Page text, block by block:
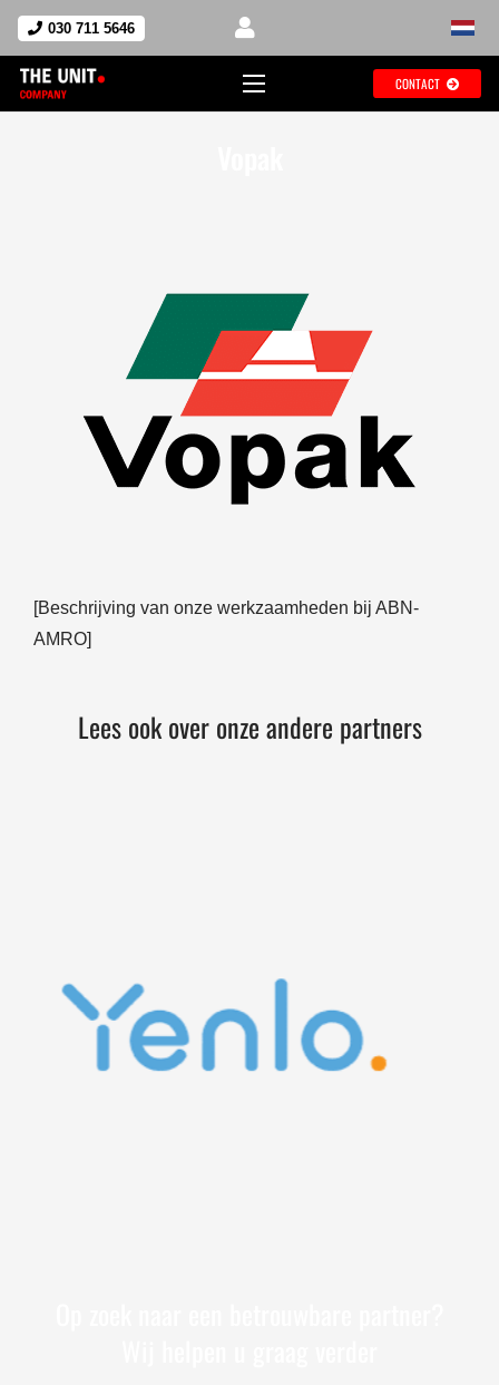
030 711 5646
CONTACT
[Beschrijving van onze werkzaamheden bij ABN-
AMRO]
Lees ook over onze andere partners